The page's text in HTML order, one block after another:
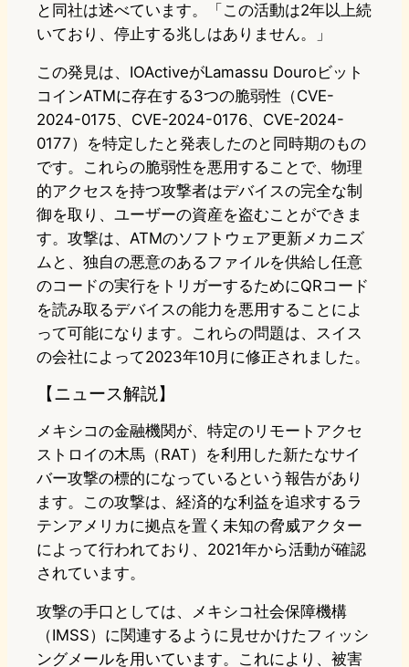
と同社は述べています。「この活動は2年以上続
いており、停止する兆しはありません。」
この発見は、IOActiveがLamassu Douroビット
コインATMに存在する3つの脆弱性（CVE-
2024-0175、CVE-2024-0176、CVE-2024-
0177）を特定したと発表したのと同時期のもの
です。これらの脆弱性を悪用することで、物理
的アクセスを持つ攻撃者はデバイスの完全な制
御を取り、ユーザーの資産を盗むことができま
す。攻撃は、ATMのソフトウェア更新メカニズ
ムと、独自の悪意のあるファイルを供給し任意
のコードの実行をトリガーするためにQRコード
を読み取るデバイスの能力を悪用することによ
って可能になります。これらの問題は、スイス
の会社によって2023年10月に修正されました。
【ニュース解説】
メキシコの金融機関が、特定のリモートアクセ
ストロイの木馬（RAT）を利用した新たなサイ
バー攻撃の標的になっているという報告があり
ます。この攻撃は、経済的な利益を追求するラ
テンアメリカに拠点を置く未知の脅威アクター
によって行われており、2021年から活動が確認
されています。
攻撃の手口としては、メキシコ社会保障機構
（IMSS）に関連するように見せかけたフィッシ
ングメールを用いています。これにより、被害